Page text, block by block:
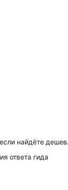
найдёте
ответа гида